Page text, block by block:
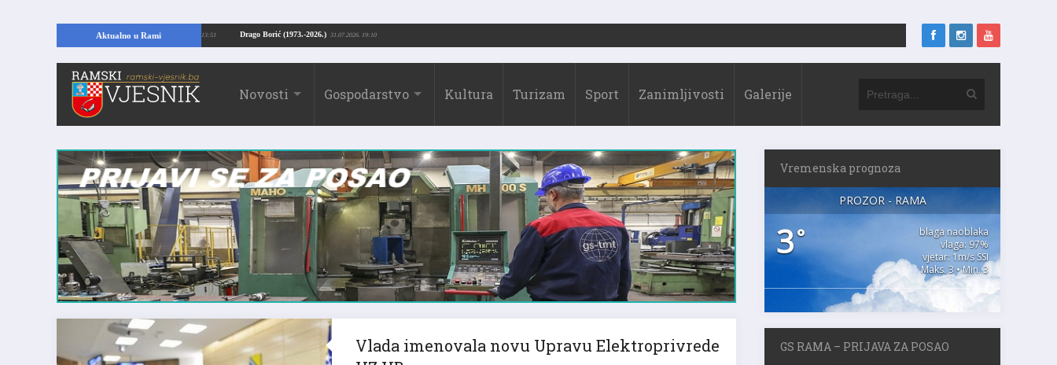
Aktualno u Rami Drago Borić (1973.-2026.) 31.07.2026. 19:10
temelje kuće, pronašao vrijedne arheološke ostatke 24.07.2026. 13:51
Novosti Gospodarstvo Kultura Turizam Sport Zanimljivosti Galerije
Vlada imenovala novu Upravu Elektroprivrede
Vremenska prognoza
PROZOR - RAMA
3°
blaga naoblaka
vlaga: 97%
vjetar: 1m/s SSI
Maks. 3 • Min. 3
GS RAMA – PRIJAVA ZA POSAO